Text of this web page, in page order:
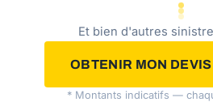
Et bien d'autres
OBTENIR MON
* Montants indicatifs —